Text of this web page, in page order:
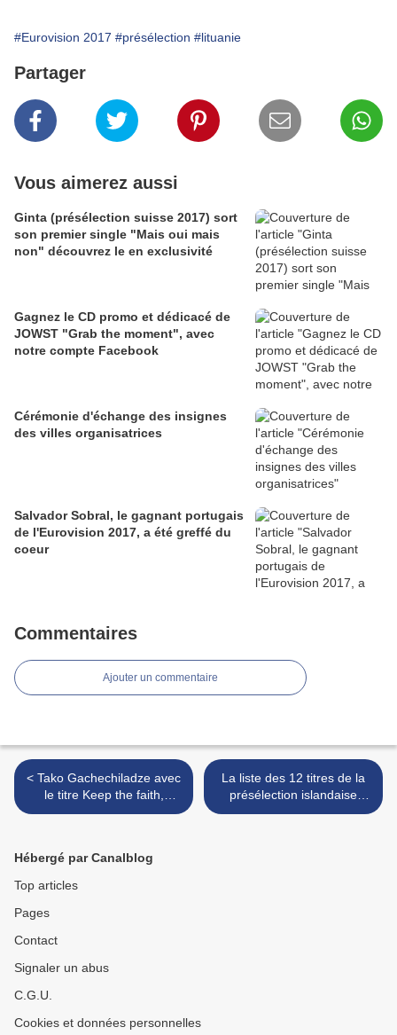
#Eurovision 2017 #présélection #lituanie
Partager
Vous aimerez aussi
Ginta (présélection suisse 2017) sort
son premier single "Mais oui mais
non" découvrez le en exclusivité
Gagnez le CD promo et dédicacé de
JOWST "Grab the moment", avec
notre compte Facebook
Cérémonie d'échange des insignes
des villes organisatrices
Salvador Sobral, le gagnant portugais
de l'Eurovision 2017, a été greffé du
coeur
Commentaires
Ajouter un commentaire
< Tako Gachechiladze avec
le titre Keep the faith,
représentera la Géorgie
La liste des 12 titres de la
présélection islandaise
dévoilés >
Hébergé par Canalblog
Top articles
Pages
Contact
Signaler un abus
C.G.U.
Cookies et données personnelles